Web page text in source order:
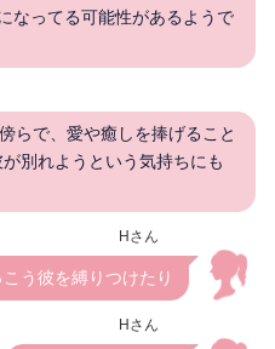
なってる可能性があるようで
らで、愛や癒しを捧げること
別れようという気持ちにも
Hさん
う彼を縛りつけたり
Hさん